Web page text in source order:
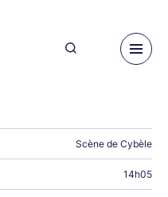
Scène de Cybèle
14h05